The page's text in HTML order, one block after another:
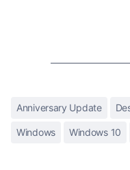
Anniversary Update
Windows Windows 10